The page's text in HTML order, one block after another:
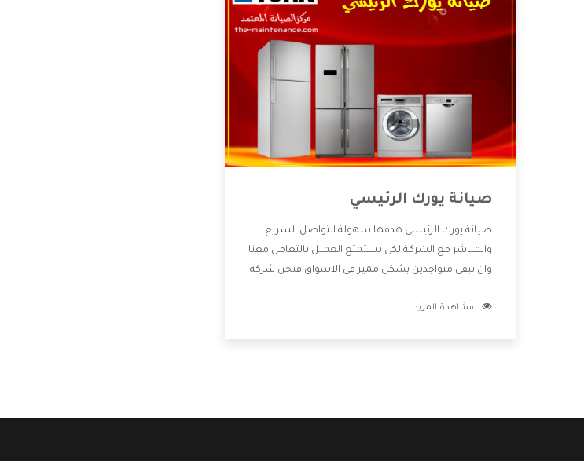
صيانة يورك الرئيسي
صيانة يورك الرئيسي هدفها سهولة التواصل السريع
والمباشر مع الشركة لكى يستمتع العميل بالتعامل معنا
وان نبقى متواجدين بشكل مميز فى الاسواق فنحن شركة
بالخدمات التى تنفرد الشركة بها والتى تكون منها خدمة
مشاهدة المزيد